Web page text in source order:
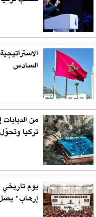
السادس
من الدبابات
تركيا
يوم
إرهاب" يصل